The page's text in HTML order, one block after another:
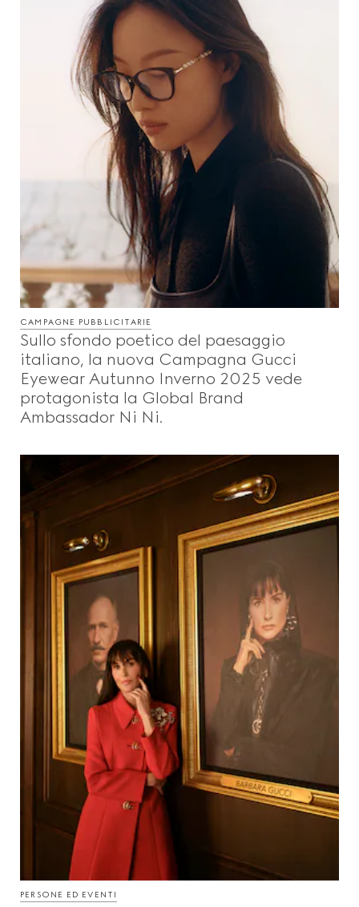
CAMPAGNE PUBBLICITARIE
Sullo sfondo poetico del paesaggio
italiano, la nuova Campagna Gucci
Eyewear Autunno Inverno 2025 vede
protagonista la Global Brand
Ambassador Ni Ni.
PERSONE ED EVENTI